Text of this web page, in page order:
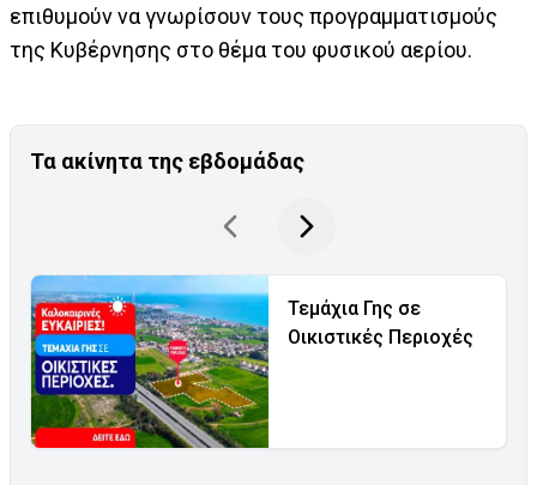
επιθυμούν να γνωρίσουν τους προγραμματισμούς
της Κυβέρνησης στο θέμα του φυσικού αερίου.
Τα ακίνητα της εβδομάδας
Τεμάχια Γης σε
Οικιστικές Περιοχές